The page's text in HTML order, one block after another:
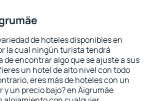
de hoteles disponibles en
la cual ningún turista tendrá
de encontrar algo que se ajuste a sus
un hotel de alto nivel con todo
eres más de hoteles con un
y un precio bajo? en Äigrumäe